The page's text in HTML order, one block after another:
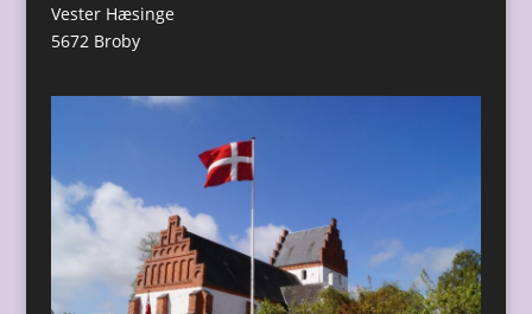
Vester Hæsinge
5672 Broby